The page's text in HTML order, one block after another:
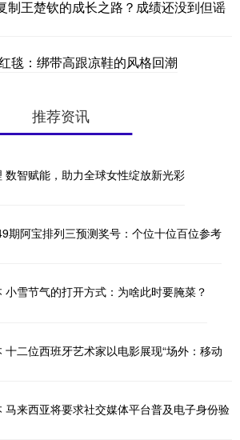
制王楚钦的成长之路？成绩还没到但谣
毯：绑带高跟凉鞋的风格回潮
推荐资讯
数智赋能，助力全球女性绽放新光彩
期阿宝排列三预测奖号：个位十位百位参考
小雪节气的打开方式：为啥此时要腌菜？
十二位西班牙艺术家以电影展现“场外：移动
马来西亚将要求社交媒体平台普及电子身份验